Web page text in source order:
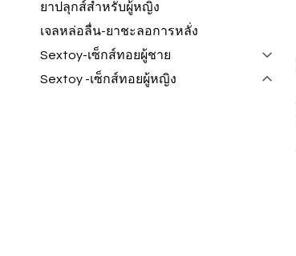
ยาปลุกส์สำหรับผู้หญิง
เจลหล่อลื่น-ยาชะลอการหลั่ง
Sextoy-เซ็กส์ทอยผู้ชาย
Sextoy -เซ็กส์ทอยผู้หญิง